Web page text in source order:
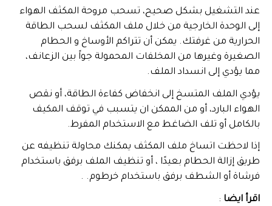
عند التشغيل بشكل صحيح، تسحب مروحة المكثف الهواء
إلى الوحدة الخارجية من خلال ملف المكثف لسحب الطاقة
الحرارية من غرفتك. يمكن أن تتراكم الأوساخ و الحطام
الصغيرة وغيرها من المخلفات المحمولة جواً بين الزعانف،
مما يؤدي إلى انسداد الملف.
يؤدي الملف المتسخ إلى انخفاض كفاءة الطاقة، أو نقص
الهواء البارد، أو من الممكن ان يتسبب في توقف المكيف
بالكامل أو تلف الضاغط مع الاستخدام المفرط.
إذا لاحظت اتساخ ملف المكثف يمكنك محاولة تنظيفه عن
طريق إزالة الحطام بعيدًا ، أو تنظيف الملف برفق باستخدام
فرشاة أو الشطف برفق باستخدام خرطوم. .
اقرأ ايضا :